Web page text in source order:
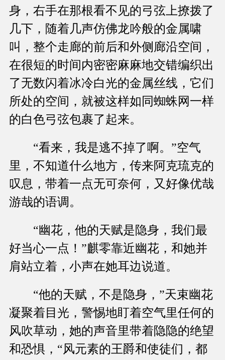
身，右手在那根看不见的弓弦上撩拨了
几下，随着几声仿佛龙吟般的金属啸
叫，整个走廊的前后和外侧廊沿空间，
在很短的时间内密密麻麻地交错编织出
了无数闪着冰冷白光的金属丝线，它们
所处的空间，就被这样如同蜘蛛网一样
的白色弓弦包裹了起来。
“看来，我是逃不掉了啊。”空气
里，不知道什么地方，传来阿克琉克的
叹息，带着一点无可奈何，又好像优哉
游哉的语调。
“幽花，他的天赋是隐身，我们最
好当心一点！”麒零靠近幽花，和她并
肩站立着，小声在她耳边说道。
“他的天赋，不是隐身，”天束幽花
凝聚着目光，警惕地盯着空气里任何的
风吹草动，她的声音里带着隐隐的绝望
和恐惧，“风元素的王爵和使徒们，都